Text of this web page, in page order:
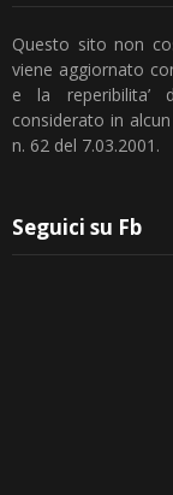
Questo sito non
viene aggiornato
e la reperibilita’
considerato in
n. 62 del 7.03.2001.
Seguici su Fb